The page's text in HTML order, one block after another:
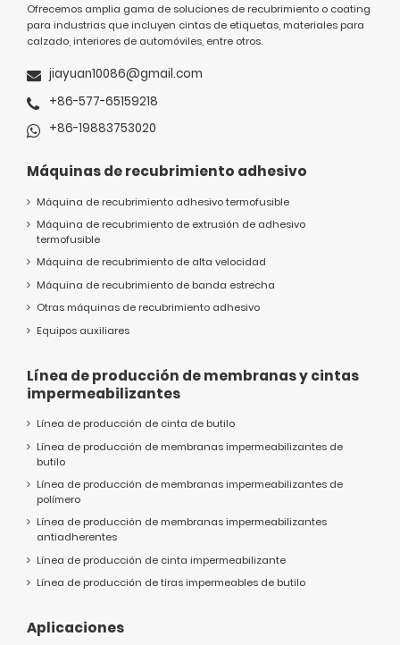
Ofrecemos amplia gama de soluciones de recubrimiento o coating
para industrias que incluyen cintas de etiquetas, materiales para
calzado, interiores de automóviles, entre otros.
jiayuan10086@gmail.com
+86-577-65159218
+86-19883753020
Máquinas de recubrimiento adhesivo
Máquina de recubrimiento adhesivo termofusible
Máquina de recubrimiento de extrusión de adhesivo
termofusible
Máquina de recubrimiento de alta velocidad
Máquina de recubrimiento de banda estrecha
Otras máquinas de recubrimiento adhesivo
Equipos auxiliares
Línea de producción de membranas y cintas
impermeabilizantes
Línea de producción de cinta de butilo
Línea de producción de membranas impermeabilizantes de
butilo
Línea de producción de membranas impermeabilizantes de
polímero
Línea de producción de membranas impermeabilizantes
antiadherentes
Línea de producción de cinta impermeabilizante
Línea de producción de tiras impermeables de butilo
Aplicaciones